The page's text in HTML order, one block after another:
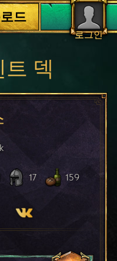
로그인
드
트 덱
17 159